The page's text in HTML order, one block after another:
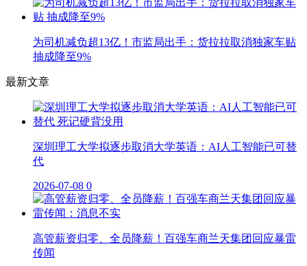
为司机减负超13亿！市监局出手：货拉拉取消独家车贴
抽成降至9%
最新文章
深圳理工大学拟逐步取消大学英语：AI人工智能已可替
代
2026-07-08 0
高管薪资归零、全员降薪！百强车商兰天集团回应暴雷
传闻